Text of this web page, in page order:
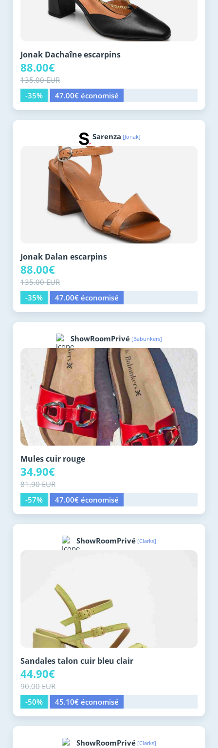
Jonak Dachaîne escarpins
88.00€
135.00 EUR
-35%
47.00€ économisé
Sarenza [Jonak]
Jonak Dalan escarpins
88.00€
135.00 EUR
-35%
47.00€ économisé
ShowRoomPrivé [Babunkers]
Mules cuir rouge
34.90€
81.90 EUR
-57%
47.00€ économisé
ShowRoomPrivé [Clarks]
Sandales talon cuir bleu clair
44.90€
90.00 EUR
-50%
45.10€ économisé
ShowRoomPrivé [Clarks]